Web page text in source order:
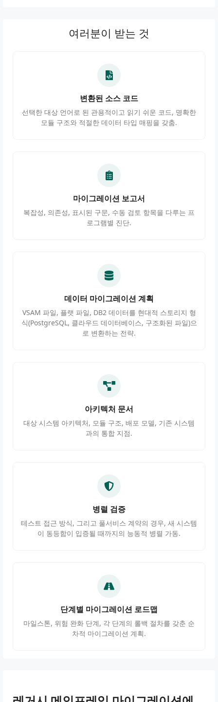
여러분이 받는 것
변환된 소스 코드
선택한 대상 언어로 된 관용적이고 읽기 쉬운 코드, 명확한
모듈 구조와 적절한 데이터 타입 매핑을 갖춤.
마이그레이션 보고서
복잡성, 의존성, 표시된 구문, 수동 검토 항목을 다루는 프
로그램별 진단.
데이터 마이그레이션 계획
VSAM 파일, 플랫 파일, DB2 데이터를 현대적 스토리지 형
식(PostgreSQL, 클라우드 데이터베이스, 구조화된 파일)으
로 변환하는 전략.
아키텍처 문서
대상 시스템 아키텍처, 모듈 구조, 배포 모델, 기존 시스템
과의 통합 지점.
병렬 검증
테스트 접근 방식, 그리고 풀서비스 계약의 경우, 새 시스템
이 동등함이 입증될 때까지의 능동적 병렬 가동.
단계별 마이그레이션 로드맵
마일스톤, 위험 완화 단계, 각 단계의 롤백 절차를 갖춘 순
차적 마이그레이션 계획.